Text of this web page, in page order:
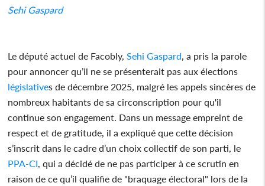
Sehi Gaspard
Le député actuel de Facobly, Sehi Gaspard , a pris la parole
pour annoncer qu’il ne se présenterait pas aux élections
législatives de décembre 2025, malgré les appels sincères de
nombreux habitants de sa circonscription pour qu'il
continue son engagement. Dans un message empreint de
respect et de gratitude, il a expliqué que cette décision
s’inscrit dans le cadre d’un choix collectif de son parti, le
PPA-CI , qui a décidé de ne pas participer à ce scrutin en
raison de ce qu’il qualifie de "braquage électoral" lors de la